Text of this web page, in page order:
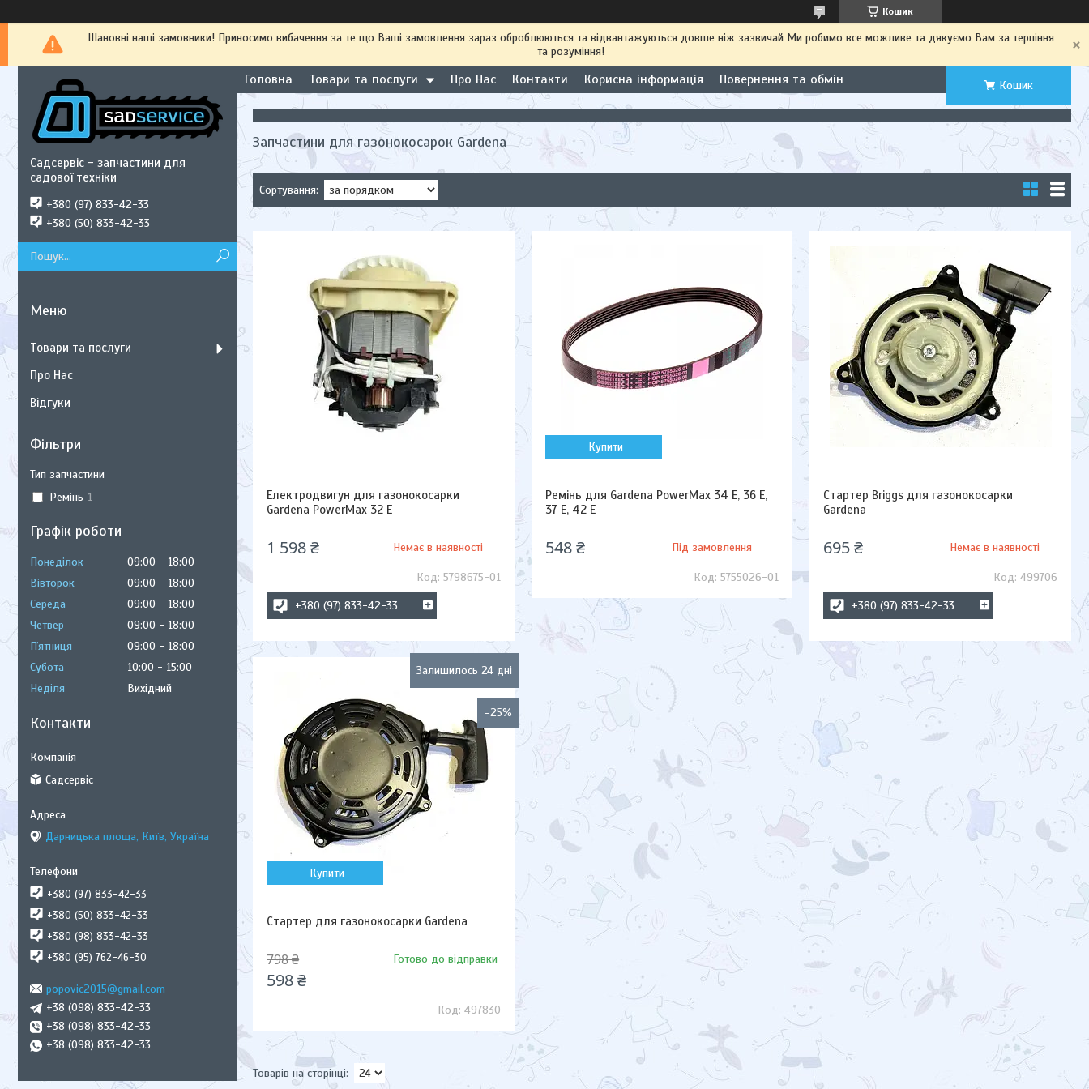
Кошик
Шановні наші замовники! Приносимо вибачення за те що Ваші замовлення зараз оброблюються та відвантажуються довше ніж зазвичай Ми робимо все можливе та дякуємо Вам за терпіння
та розуміння!
Головна Товари та послуги Про Нас Контакти Корисна інформація Повернення та обмін Кошик
Запчастини для газонокосарок Gardena
Електродвигун для газонокосарки
Gardena PowerMax 32 E
1 598 ₴ Немає в наявності
5798675-01
+380 (97) 833-42-33
Купити
Ремінь для Gardena PowerMax 34 E, 36 E,
37 E, 42 E
548 ₴ Під замовлення
5755026-01
Стартер Briggs для газонокосарки
Gardena
695 ₴ Немає в наявності
499706
+380 (97) 833-42-33
–25%
Залишилось 24 дні
Купити
Стартер для газонокосарки Gardena
798 ₴
598 ₴
Готово до відправки
497830
Садсервіс - запчастини для
садової техніки
+380 (97) 833-42-33
+380 (50) 833-42-33
Товари та послуги
Про Нас
Відгуки
Фільтри
Тип запчастини
Ремінь 1
Графік роботи
Понеділок 09:00
18:00
Вівторок
09:00
18:00
Середа
09:00
18:00
Четвер
09:00
18:00
Пʼятниця
09:00
18:00
Субота
10:00
15:00
Неділя
Вихідний
Контакти
Садсервіс
Дарницька площа, Київ, Україна
+380 (97) 833-42-33
+380 (50) 833-42-33
+380 (98) 833-42-33
+380 (95) 762-46-30
popovic2015@gmail.com
+38 (098) 833-42-33
+38 (098) 833-42-33
+38 (098) 833-42-33